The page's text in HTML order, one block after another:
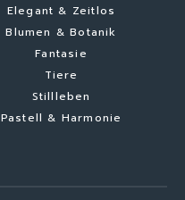
Elegant & Zeitlos
Blumen & Botanik
Fantasie
Tiere
Stillleben
Pastell & Harmonie